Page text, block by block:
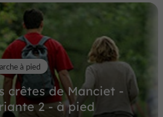
crêtes de Manciet -
2 - à pied
à pied